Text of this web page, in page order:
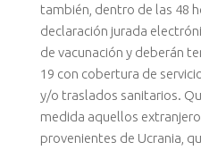
también, dentro de las 48
declaración jurada
de vacunación y deberán
19 con cobertura de
y/o traslados sanitarios.
medida aquellos
provenientes de Ucrania,